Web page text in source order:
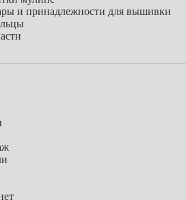
и принадлежности для вышивки